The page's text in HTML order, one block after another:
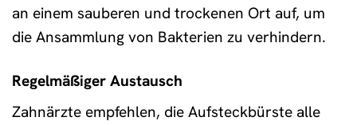
an einem sauberen und trockenen Ort auf, um
die Ansammlung von Bakterien zu verhindern.
Regelmäßiger Austausch
Zahnärzte empfehlen, die Aufsteckbürste alle